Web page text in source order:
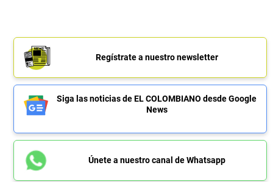
Regístrate a nuestro newsletter
Siga las noticias de EL COLOMBIANO desde Google
News
Únete a nuestro canal de Whatsapp